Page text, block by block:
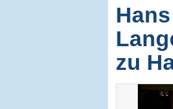
zu